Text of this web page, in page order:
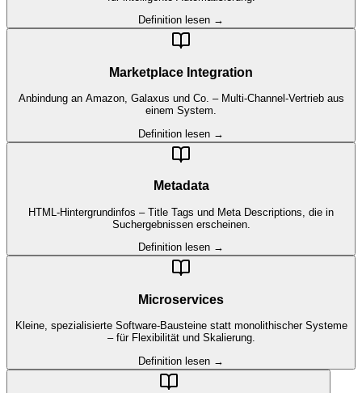
Definition lesen →
Marketplace Integration
Anbindung an Amazon, Galaxus und Co. – Multi-Channel-Vertrieb aus
einem System.
Definition lesen →
Metadata
HTML-Hintergrundinfos – Title Tags und Meta Descriptions, die in
Suchergebnissen erscheinen.
Definition lesen →
Microservices
Kleine, spezialisierte Software-Bausteine statt monolithischer Systeme
– für Flexibilität und Skalierung.
Definition lesen →